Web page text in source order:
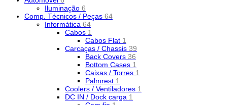
Iluminação 6
Comp. Técnicos / Peças 64
Informática 64
Cabos 1
Cabos Flat 1
Carcaças / Chassis 39
Back Covers 36
Bottom Cases 1
Caixas / Torres 1
Palmrest 1
Coolers / Ventiladores 1
DC IN / Dock carga 1